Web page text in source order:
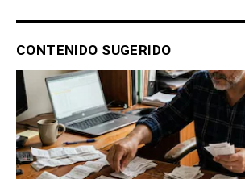
CONTENIDO SUGERIDO